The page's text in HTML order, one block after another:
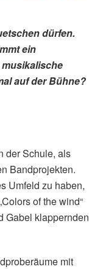
dürfen.
ein
auf der Bühne?
der Schule, als
Bandprojekten.
Umfeld zu haben,
of the wind“
Gabel klappernden
mit